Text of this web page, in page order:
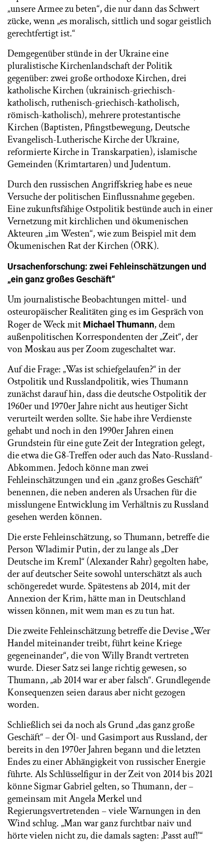
„unsere Armee zu beten“, die nur dann das Schwert
zücke, wenn „es moralisch, sittlich und sogar geistlich
gerechtfertigt ist.“
Demgegenüber stünde in der Ukraine eine
pluralistische Kirchenlandschaft der Politik
gegenüber: zwei große orthodoxe Kirchen, drei
katholische Kirchen (ukrainisch-griechisch-
katholisch, ruthenisch-griechisch-katholisch,
römisch-katholisch), mehrere protestantische
Kirchen (Baptisten, Pfingstbewegung, Deutsche
Evangelisch-Lutherische Kirche der Ukraine,
reformierte Kirche in Transkarpatien), islamische
Gemeinden (Krimtartaren) und Judentum.
Durch den russischen Angriffskrieg habe es neue
Versuche der politischen Einflussnahme gegeben.
Eine zukunftsfähige Ostpolitik bestünde auch in einer
Vernetzung mit kirchlichen und ökumenischen
Akteuren „im Westen“, wie zum Beispiel mit dem
Ökumenischen Rat der Kirchen (ÖRK).
Ursachenforschung: zwei Fehleinschätzungen und
„ein ganz großes Geschäft“
Um journalistische Beobachtungen mittel- und
osteuropäischer Realitäten ging es im Gespräch von
Roger de Weck mit Michael Thumann, dem
außenpolitischen Korrespondenten der „Zeit“, der
von Moskau aus per Zoom zugeschaltet war.
Auf die Frage: „Was ist schiefgelaufen?“ in der
Ostpolitik und Russlandpolitik, wies Thumann
zunächst darauf hin, dass die deutsche Ostpolitik der
1960er und 1970er Jahre nicht aus heutiger Sicht
verurteilt werden sollte. Sie habe ihre Verdienste
gehabt und noch in den 1990er Jahren einen
Grundstein für eine gute Zeit der Integration gelegt,
die etwa die G8-Treffen oder auch das Nato-Russland-
Abkommen. Jedoch könne man zwei
Fehleinschätzungen und ein „ganz großes Geschäft“
benennen, die neben anderen als Ursachen für die
misslungene Entwicklung im Verhältnis zu Russland
gesehen werden können.
Die erste Fehleinschätzung, so Thumann, betreffe die
Person Wladimir Putin, der zu lange als „Der
Deutsche im Kreml“ (Alexander Rahr) gegolten habe,
der auf deutscher Seite sowohl unterschätzt als auch
schöngeredet wurde. Spätestens ab 2014, mit der
Annexion der Krim, hätte man in Deutschland
wissen können, mit wem man es zu tun hat.
Die zweite Fehleinschätzung betreffe die Devise „Wer
Handel miteinander treibt, führt keine Kriege
gegeneinander“, die von Willy Brandt vertreten
wurde. Dieser Satz sei lange richtig gewesen, so
Thumann, „ab 2014 war er aber falsch“. Grundlegende
Konsequenzen seien daraus aber nicht gezogen
worden.
Schließlich sei da noch als Grund „das ganz große
Geschäft“ – der Öl- und Gasimport aus Russland, der
bereits in den 1970er Jahren begann und die letzten
Endes zu einer Abhängigkeit von russischer Energie
führte. Als Schlüsselfigur in der Zeit von 2014 bis 2021
könne Sigmar Gabriel gelten, so Thumann, der –
gemeinsam mit Angela Merkel und
Regierungsvertretenden – viele Warnungen in den
Wind schlug. „Man war ganz furchtbar naiv und
hörte vielen nicht zu, die damals sagten: ‚Passt auf!'“